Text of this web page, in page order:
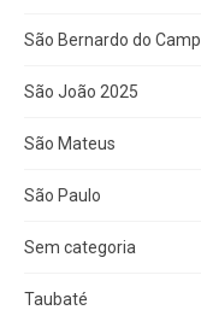
São Bernardo do
São João 2025
São Mateus
São Paulo
Sem categoria
Taubaté